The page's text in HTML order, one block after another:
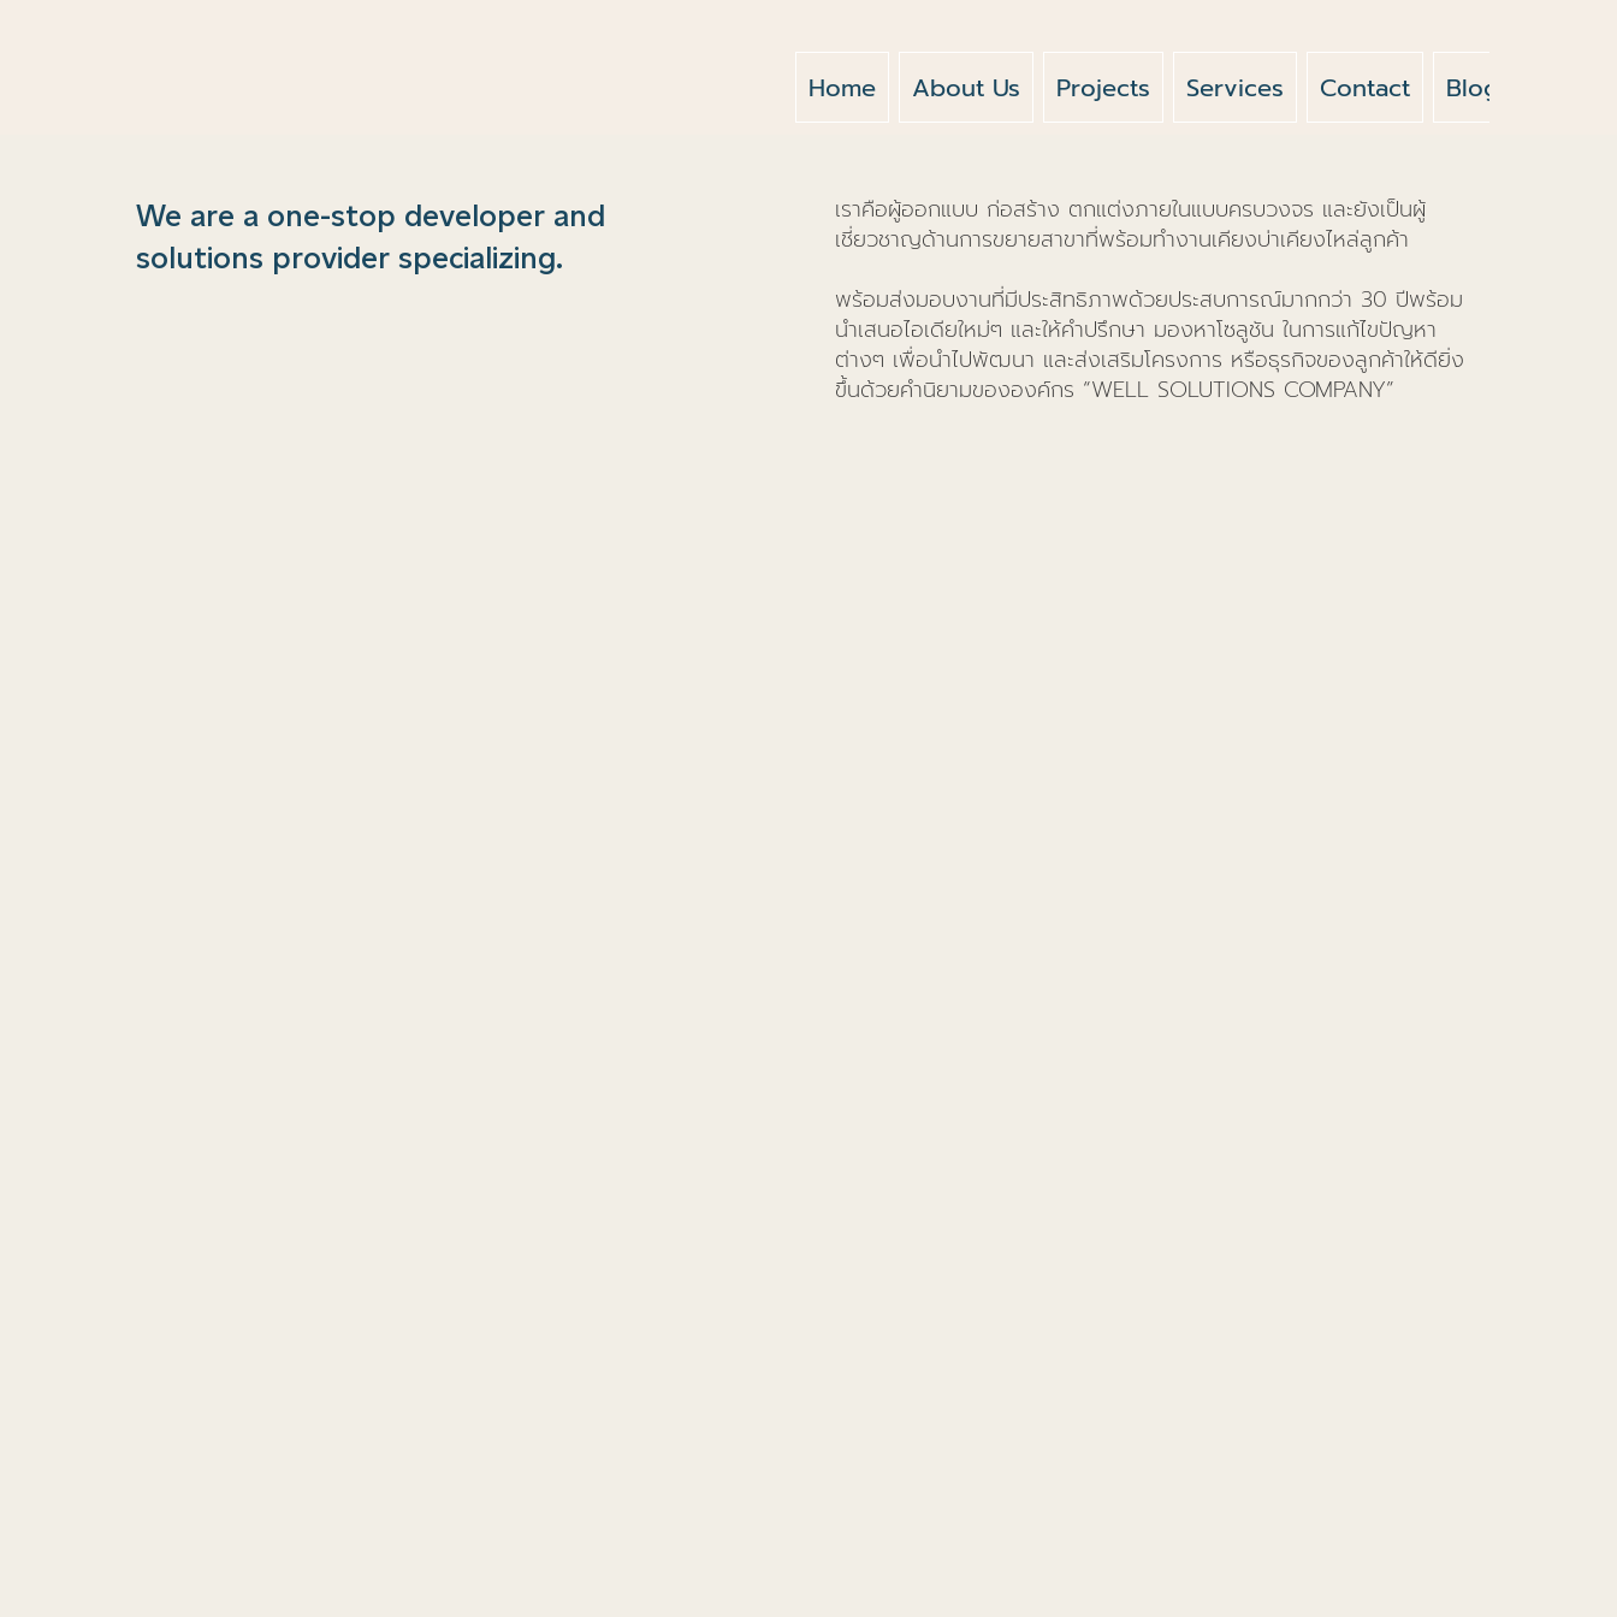
Home About Us Projects Services Contact Blog
We are a one-stop developer and
solutions provider specializing.
เราคือผู้ออกแบบ ก่อสร้าง ตกแต่งภายในแบบครบวงจร และยังเป็นผู้
เชี่ยวชาญด้านการขยายสาขาที่พร้อมทำงานเคียงบ่าเคียงไหล่ลูกค้า
พร้อมส่งมอบงานที่มีประสิทธิภาพด้วยประสบการณ์มากกว่า 30 ปีพร้อม
นำเสนอไอเดียใหม่ๆ และให้คำปรึกษา มองหาโซลูชัน ในการแก้ไขปัญหา
ต่างๆ เพื่อนำไปพัฒนา และส่งเสริมโครงการ หรือธุรกิจของลูกค้าให้ดียิ่ง
ขึ้นด้วยคำนิยามขององค์กร “WELL SOLUTIONS COMPANY”